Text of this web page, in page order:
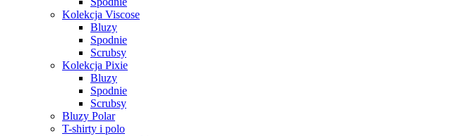
Kolekcja Viscose
Bluzy
Spodnie
Scrubsy
Kolekcja Pixie
Bluzy
Spodnie
Scrubsy
Bluzy Polar
T-shirty i polo